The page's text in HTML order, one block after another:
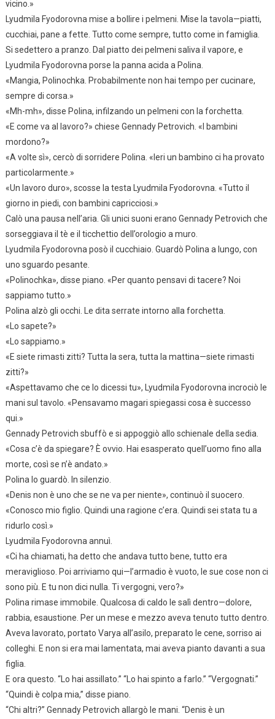
vicino.»
Lyudmila Fyodorovna mise a bollire i pelmeni. Mise la tavola—piatti,
cucchiai, pane a fette. Tutto come sempre, tutto come in famiglia.
Si sedettero a pranzo. Dal piatto dei pelmeni saliva il vapore, e
Lyudmila Fyodorovna porse la panna acida a Polina.
«Mangia, Polinochka. Probabilmente non hai tempo per cucinare,
sempre di corsa.»
«Mh-mh», disse Polina, infilzando un pelmeni con la forchetta.
«E come va al lavoro?» chiese Gennady Petrovich. «I bambini
mordono?»
«A volte sì», cercò di sorridere Polina. «Ieri un bambino ci ha provato
particolarmente.»
«Un lavoro duro», scosse la testa Lyudmila Fyodorovna. «Tutto il
giorno in piedi, con bambini capricciosi.»
Calò una pausa nell’aria. Gli unici suoni erano Gennady Petrovich che
sorseggiava il tè e il ticchettio dell’orologio a muro.
Lyudmila Fyodorovna posò il cucchiaio. Guardò Polina a lungo, con
uno sguardo pesante.
«Polinochka», disse piano. «Per quanto pensavi di tacere? Noi
sappiamo tutto.»
Polina alzò gli occhi. Le dita serrate intorno alla forchetta.
«Lo sapete?»
«Lo sappiamo.»
«E siete rimasti zitti? Tutta la sera, tutta la mattina—siete rimasti
zitti?»
«Aspettavamo che ce lo dicessi tu», Lyudmila Fyodorovna incrociò le
mani sul tavolo. «Pensavamo magari spiegassi cosa è successo
qui.»
Gennady Petrovich sbuffò e si appoggiò allo schienale della sedia.
«Cosa c’è da spiegare? È ovvio. Hai esasperato quell’uomo fino alla
morte, così se n’è andato.»
Polina lo guardò. In silenzio.
«Denis non è uno che se ne va per niente», continuò il suocero.
«Conosco mio figlio. Quindi una ragione c’era. Quindi sei stata tu a
ridurlo così.»
Lyudmila Fyodorovna annuì.
«Ci ha chiamati, ha detto che andava tutto bene, tutto era
meraviglioso. Poi arriviamo qui—l’armadio è vuoto, le sue cose non ci
sono più. E tu non dici nulla. Ti vergogni, vero?»
Polina rimase immobile. Qualcosa di caldo le salì dentro—dolore,
rabbia, esaustione. Per un mese e mezzo aveva tenuto tutto dentro.
Aveva lavorato, portato Varya all’asilo, preparato le cene, sorriso ai
colleghi. E non si era mai lamentata, mai aveva pianto davanti a sua
figlia.
E ora questo. “Lo hai assillato.” “Lo hai spinto a farlo.” “Vergognati.”
“Quindi è colpa mia,” disse piano.
“Chi altri?” Gennady Petrovich allargò le mani. “Denis è un